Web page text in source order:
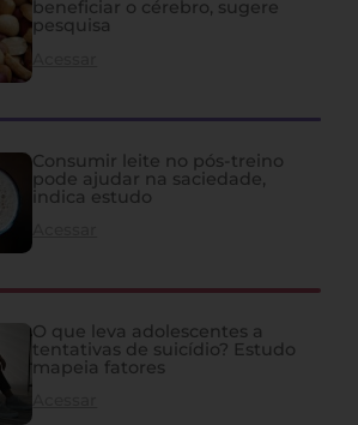
beneficiar o cérebro, sugere
pesquisa
Consumir leite no pós-treino
pode ajudar na saciedade,
indica estudo
O que leva adolescentes a
tentativas de suicídio? Estudo
mapeia fatores